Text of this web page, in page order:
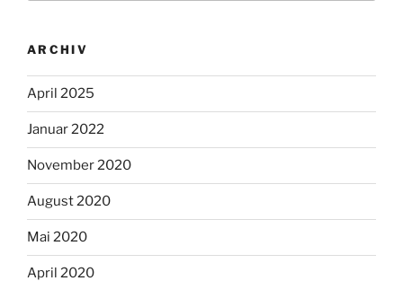
ARCHIV
April 2025
Januar 2022
November 2020
August 2020
Mai 2020
April 2020